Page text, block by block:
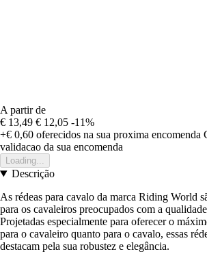
A partir de
€ 13,49 € 12,05 -11%
+€ 0,60 oferecidos na sua proxima encomenda
validacao da sua encomenda
Loading...
Descrição
As rédeas para cavalo da marca Riding World
para os cavaleiros preocupados com a
Projetadas especialmente para oferecer o
para o cavaleiro quanto para o cavalo, essas
destacam pela sua robustez e elegância.